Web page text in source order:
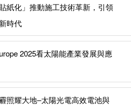
紙化」推動施工技術革新，引領
時代
2025看太陽能產業發展與應
照耀大地–太陽光電高效電池與